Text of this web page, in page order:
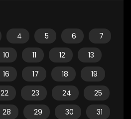
4 5 6
7
10 11 12
13
16 17 18
19
22 23 24
25
28 29 30
31